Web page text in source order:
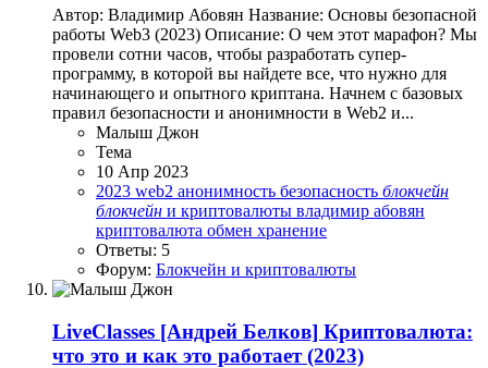
Автор: Владимир Абовян Название: Основы безопасной
работы Web3 (2023) Описание: О чем этот марафон? Мы
провели сотни часов, чтобы разработать супер-
программу, в которой вы найдете все, что нужно для
начинающего и опытного криптана. Начнем с базовых
правил безопасности и анонимности в Web2 и...
Малыш Джон
Тема
10 Апр 2023
2023 web2 анонимность безопасность блокчейн
блокчейн и криптовалюты владимир абовян
криптовалюта обмен хранение
Ответы: 5
Форум: Блокчейн и криптовалюты
LiveClasses [Андрей Белков] Криптовалюта:
что это и как это работает (2023)